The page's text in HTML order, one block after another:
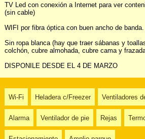
TV Led con conexión a Internet para ver
(sin cable)
WIFI por fibra óptica con buen ancho de banda.
Sin ropa blanca (hay que traer sábanas y
colchón, cubre almohada, cubre cama y
DISPONILE DESDE EL 4 DE MARZO
Wi-Fi Heladera c/Freezer Ventiladores
Alarma Ventilador de pie Rejas